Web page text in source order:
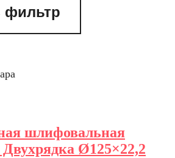
фильтр
шлифовальная
Ø125×22,2